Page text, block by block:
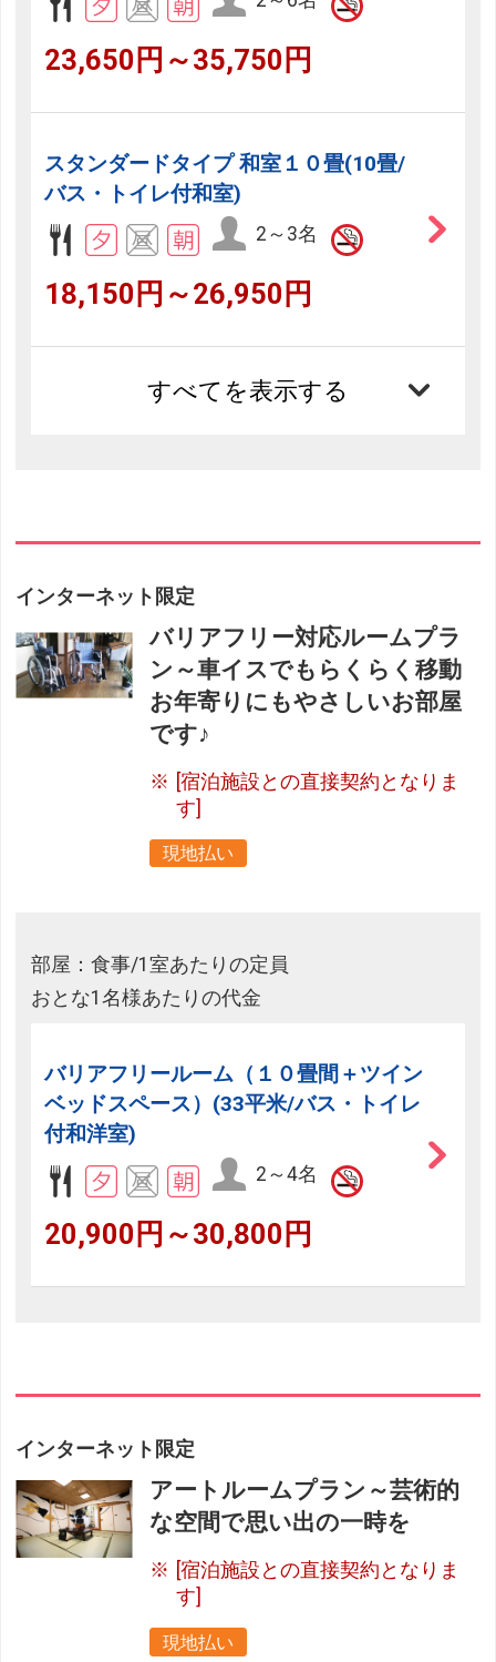
23,650円～35,750円
スタンダードタイプ 和室１０畳(10畳/
バス・トイレ付和室)
2～3名
18,150円～26,950円
すべてを表示する
インターネット限定
バリアフリー対応ルームプラ
ン～車イスでもらくらく移動
お年寄りにもやさしいお部屋
です♪
[宿泊施設との直接契約となりま
す]
現地払い
部屋：食事/1室あたりの定員
おとな1名様あたりの代金
バリアフリールーム（１０畳間＋ツイン
ベッドスペース）(33平米/バス・トイレ
付和洋室)
2～4名
20,900円～30,800円
インターネット限定
アートルームプラン～芸術的
な空間で思い出の一時を
[宿泊施設との直接契約となりま
す]
現地払い